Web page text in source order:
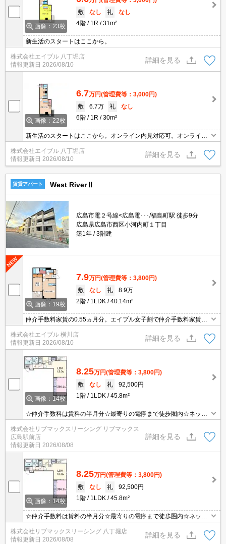
画像：23枚
敷
なし 礼
なし
4階
1R 31m²
新生活のスタートはここから。
株式会社エイブル 八丁堀店
情報更新日 2026/08/10
詳細を見る
画像：22枚
6.7万円(管理費等：3,000円)
敷
6.7万 礼
なし
6階
1R 30m²
新生活のスタートはここから。オンライン内見対応可。オンライン
契約対応可。人気地域です。人気シリーズの印象的トラディショナ
ルスタイル。
株式会社エイブル 八丁堀店
情報更新日 2026/08/10
詳細を見る
賃貸アパート West RiverⅡ
広島市電２号線<広島電･･･/福島町駅 徒歩9分
広島県広島市西区小河内町１丁目
築1年
3階建
画像：19枚
7.9万円(管理費等：3,800円)
敷
なし 礼
8.9万
2階
1LDK 40.14m²
仲介手数料家賃の0.55ヵ月分。エイブル女子割で仲介手数料家賃の
0.55ヶ月分より10％ＯＦＦ。オンライン内見対応可。
株式会社エイブル 横川店
情報更新日 2026/08/10
詳細を見る
画像：14枚
8.25万円(管理費等：3,800円)
敷
なし 礼
92,500円
1階
1LDK 45.8m²
☆仲介手数料は賃料の半月分☆最寄りの電停まで徒歩圏内☆ネット
使用料無料☆都市ガスで光熱費節約☆不在時にうれしい宅配ボック
ス付き☆追い焚き機能・浴室乾燥機など水回り設備充実♪近隣のスー
パー・コンビニまで徒歩圏内でお買い物らくらく☆彡
株式会社リブマックスリーシング リブマックス
広島駅前店
情報更新日 2026/08/08
詳細を見る
画像：14枚
8.25万円(管理費等：3,800円)
敷
なし 礼
92,500円
1階
1LDK 45.8m²
☆仲介手数料は賃料の半月分☆最寄りの電停まで徒歩圏内☆ネット
使用料無料☆都市ガスで光熱費節約☆不在時にうれしい宅配ボック
ス付き☆追い焚き機能・浴室乾燥機など水回り設備充実♪近隣のスー
パー・コンビニまで徒歩圏内でお買い物らくらく☆彡
株式会社リブマックスリーシング 八丁堀店
情報更新日 2026/08/08
詳細を見る